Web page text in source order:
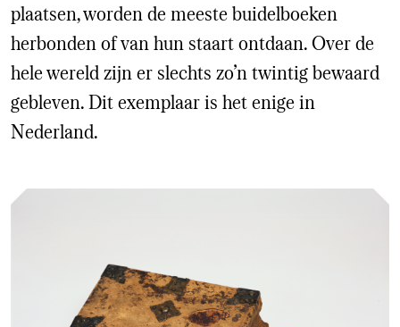
plaatsen, worden de meeste buidelboeken
herbonden of van hun staart ontdaan. Over de
hele wereld zijn er slechts zo’n twintig bewaard
gebleven. Dit exemplaar is het enige in
Nederland.